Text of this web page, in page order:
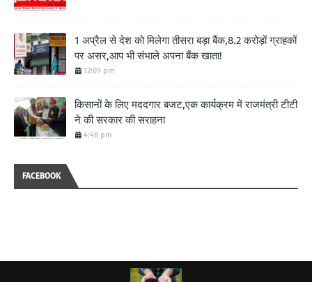
1 अप्रैल से देश को मिलेगा तीसरा बड़ा बैंक,8.2 करोड़ों ग्राहकों
पर असर,आप भी संभाले अपना बैंक खाता!
12:09 pm
किसानों के लिए मददगार बजट,एक कार्यक्रम में राजमंत्री टीटी
ने की सरकार की सराहना
4:48 pm
FACEBOOK